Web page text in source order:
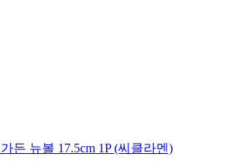
든 뉴볼 17.5cm 1P (씨클라멘)